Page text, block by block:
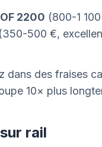
2200 (800-1
(350-500 €,
dans des fraises
10× plus
rail